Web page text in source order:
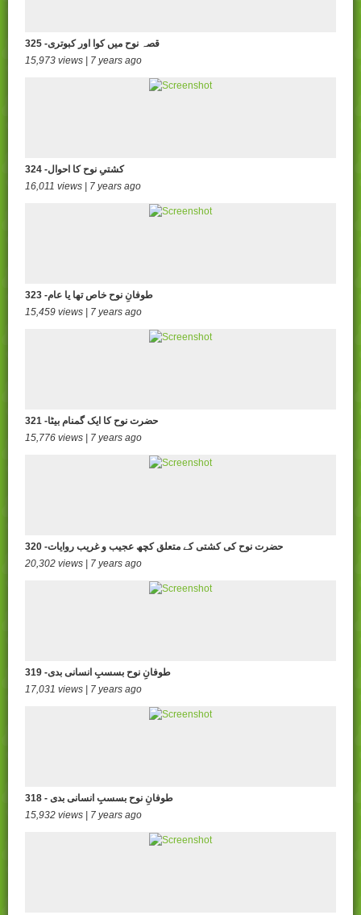
325 -قصہ نوح میں کوا اور کبوتری
15,973 views | 7 years ago
324 -کشتیِ نوح کا احوال
16,011 views | 7 years ago
323 -طوفانِ نوح خاص تھا یا عام
15,459 views | 7 years ago
321 -حضرت نوح کا ایک گمنام بیٹا
15,776 views | 7 years ago
320 -حضرت نوح کی کشتی کے متعلق کچھ عجیب و غریب روایات
20,302 views | 7 years ago
319 -طوفانِ نوح بسسبِ انسانی بدی
17,031 views | 7 years ago
318 - طوفانِ نوح بسسبِ انسانی بدی
15,932 views | 7 years ago